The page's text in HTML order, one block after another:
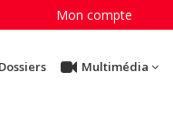
Mon compte
Multimédia